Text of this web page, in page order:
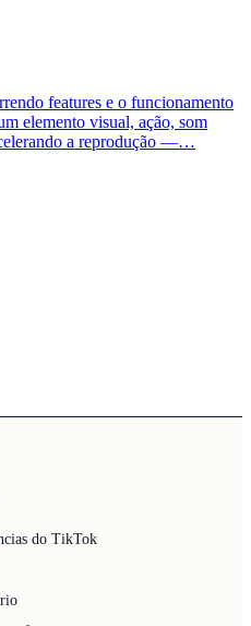
features e o funcionamento
elemento visual, ação, som
a reprodução —…
do TikTok